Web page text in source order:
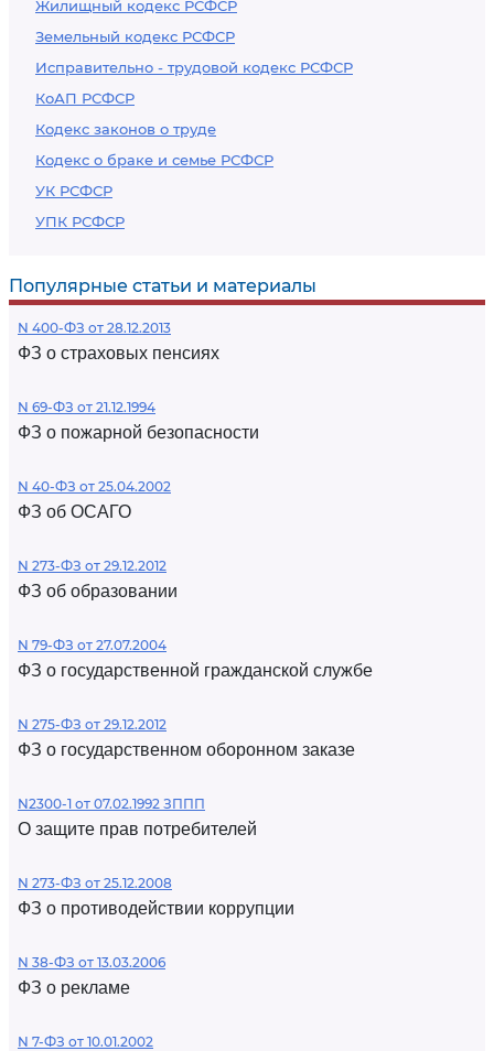
Жилищный кодекс РСФСР
Земельный кодекс РСФСР
Исправительно - трудовой кодекс РСФСР
КоАП РСФСР
Кодекс законов о труде
Кодекс о браке и семье РСФСР
УК РСФСР
УПК РСФСР
Популярные статьи и материалы
N 400-ФЗ от 28.12.2013
ФЗ о страховых пенсиях
N 69-ФЗ от 21.12.1994
ФЗ о пожарной безопасности
N 40-ФЗ от 25.04.2002
ФЗ об ОСАГО
N 273-ФЗ от 29.12.2012
ФЗ об образовании
N 79-ФЗ от 27.07.2004
ФЗ о государственной гражданской службе
N 275-ФЗ от 29.12.2012
ФЗ о государственном оборонном заказе
N2300-1 от 07.02.1992 ЗППП
О защите прав потребителей
N 273-ФЗ от 25.12.2008
ФЗ о противодействии коррупции
N 38-ФЗ от 13.03.2006
ФЗ о рекламе
N 7-ФЗ от 10.01.2002